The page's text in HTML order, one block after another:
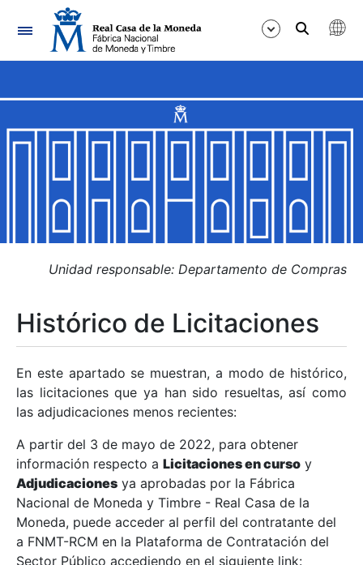
Navegación
Mostrar/Ocultar
Mostrar/Ocultar
Mostrar/Ocultar
Mostrar/Ocultar
Mostrar/Ocultar
Mostrar/Ocultar
Unidad responsable: Departamento de Compras
Histórico de Licitaciones
En este apartado se muestran, a modo de histórico,
las licitaciones que ya han sido resueltas, así como
las adjudicaciones menos recientes:
A partir del 3 de mayo de 2022, para obtener
información respecto a Licitaciones en curso y
Adjudicaciones ya aprobadas por la Fábrica
Nacional de Moneda y Timbre - Real Casa de la
Moneda, puede acceder al perfil del contratante del
a FNMT-RCM en la Plataforma de Contratación del
Sector Público accediendo en el siguiente link: